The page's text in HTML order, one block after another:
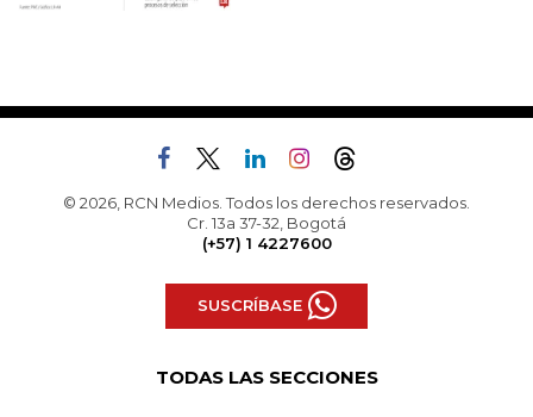
© 2026, RCN Medios. Todos los derechos reservados.
Cr. 13a 37-32, Bogotá
(+57) 1 4227600
SUSCRÍBASE
TODAS LAS SECCIONES